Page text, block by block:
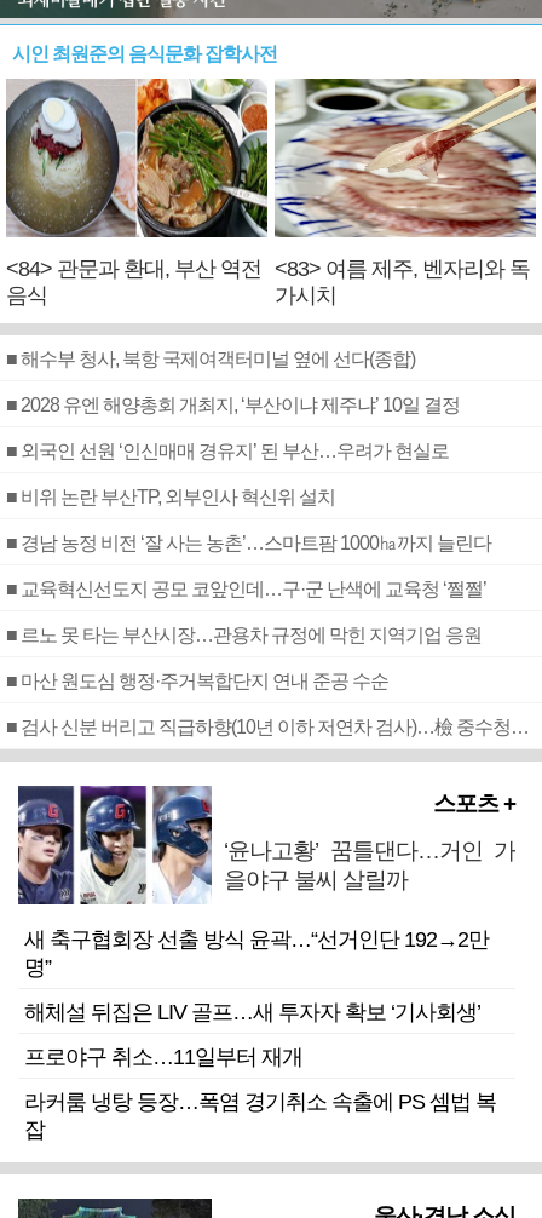
시인 최원준의 음식문화 잡학사전
<84> 관문과 환대, 부산 역전
음식
<83> 여름 제주, 벤자리와 독
가시치
■ 해수부 청사, 북항 국제여객터미널 옆에 선다(종합)
■ 2028 유엔 해양총회 개최지, ‘부산이냐 제주냐’ 10일 결정
■ 외국인 선원 ‘인신매매 경유지’ 된 부산…우려가 현실로
■ 비위 논란 부산TP, 외부인사 혁신위 설치
■ 경남 농정 비전 ‘잘 사는 농촌’…스마트팜 1000㏊까지 늘린다
■ 교육혁신선도지 공모 코앞인데…구·군 난색에 교육청 ‘쩔쩔’
■ 르노 못 타는 부산시장…관용차 규정에 막힌 지역기업 응원
■ 마산 원도심 행정·주거복합단지 연내 준공 수순
■ 검사 신분 버리고 직급하향(10년 이하 저연차 검사)…檢 중수청행 기피
스포츠 +
‘윤나고황’ 꿈틀댄다…거인 가
을야구 불씨 살릴까
새 축구협회장 선출 방식 윤곽…“선거인단 192→2만
명”
해체설 뒤집은 LIV 골프…새 투자자 확보 ‘기사회생’
프로야구 취소…11일부터 재개
라커룸 냉탕 등장…폭염 경기취소 속출에 PS 셈법 복
잡